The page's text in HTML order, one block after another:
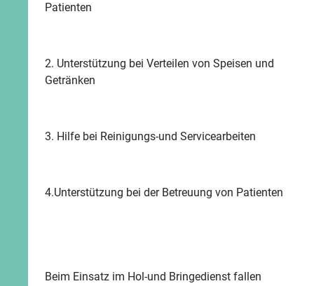
Patienten
2. Unterstützung bei Verteilen von Speisen und
Getränken
3. Hilfe bei Reinigungs-und Servicearbeiten
4.Unterstützung bei der Betreuung von Patienten
Beim Einsatz im Hol-und Bringedienst fallen